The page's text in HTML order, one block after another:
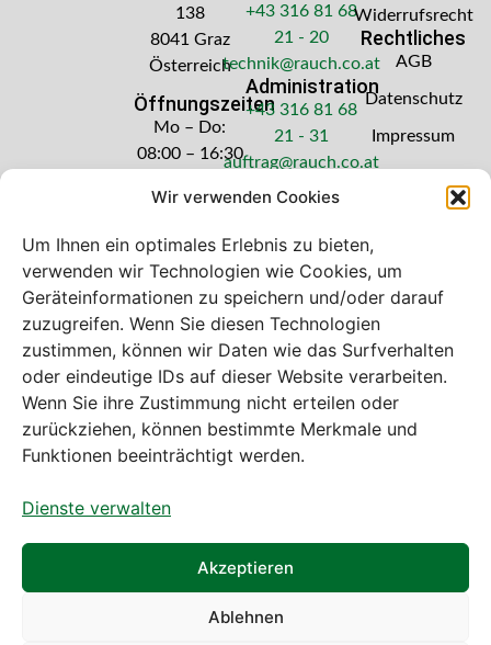
Wir verwenden Cookies
Um Ihnen ein optimales Erlebnis zu bieten,
verwenden wir Technologien wie Cookies, um
Geräteinformationen zu speichern und/oder darauf
zuzugreifen. Wenn Sie diesen Technologien
zustimmen, können wir Daten wie das Surfverhalten
oder eindeutige IDs auf dieser Website verarbeiten.
Wenn Sie ihre Zustimmung nicht erteilen oder
zurückziehen, können bestimmte Merkmale und
Funktionen beeinträchtigt werden.
Dienste verwalten
Akzeptieren
Ablehnen
138
8041 Graz
Österreich
Öffnungszeiten
Mo – Do:
08:00 – 16:30
Freitag: 08:00
+43 316 81 68
21 - 20
technik@rauch.co.at
Administration
+43 316 81 68
21 - 31
auftrag@rauch.co.at
Widerrufsrecht
Rechtliches
AGB
Datenschutz
Impressum
Bei diesem Webshop handelt es sich um
einen B2B-Webshop
A. Rauch GmbH – Ihr Experte aus Österreich für Waagen,
Eich- & Kalibrierservice, Sprühnebel-Zerstäubungstechnik
und Lebensmittelmaschinen.
Sämtliche Angebote der A. Rauch GmbH richten sich
gewerbliche Kunden, Institutionen, Kommunen usw. aus
Österreich, Deutschland und der Schweiz (weitere Länder
auf Anfrage).